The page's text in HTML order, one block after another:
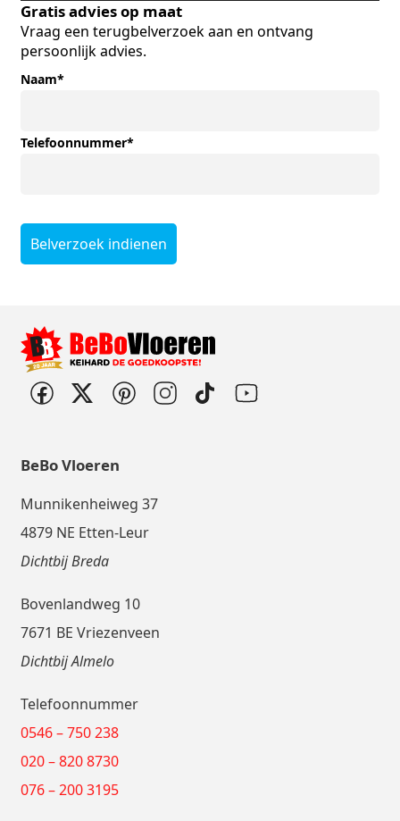
Gratis advies op maat
Vraag een terugbelverzoek aan en ontvang
persoonlijk advies.
Naam*
Telefoonnummer*
Belverzoek indienen
BeBo Vloeren
Munnikenheiweg 37
4879 NE Etten-Leur
Dichtbij Breda
Bovenlandweg 10
7671 BE Vriezenveen
Dichtbij Almelo
Telefoonnummer
0546 – 750 238
020 – 820 8730
076 – 200 3195